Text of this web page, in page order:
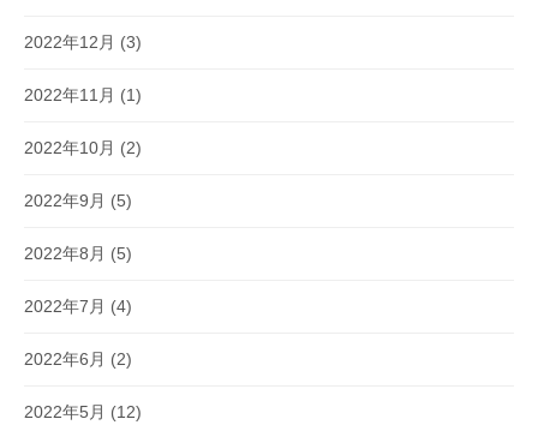
2022年12月 (3)
2022年11月 (1)
2022年10月 (2)
2022年9月 (5)
2022年8月 (5)
2022年7月 (4)
2022年6月 (2)
2022年5月 (12)